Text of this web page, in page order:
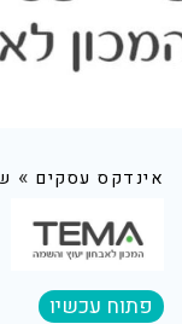
אינדקס עסקים »
פתוח עכשיו